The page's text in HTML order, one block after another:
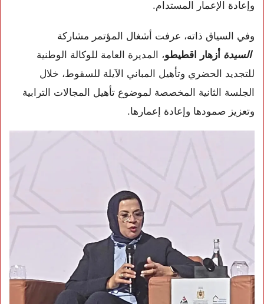
وإعادة الإعمار المستدام.
وفي السياق ذاته، عرفت أشغال المؤتمر مشاركة
السيدة أزهار اقطيطو، المديرة العامة للوكالة الوطنية
للتجديد الحضري وتأهيل المباني الآيلة للسقوط، خلال
الجلسة الثانية المخصصة لموضوع تأهيل المجالات الترابية
وتعزيز صمودها وإعادة إعمارها.